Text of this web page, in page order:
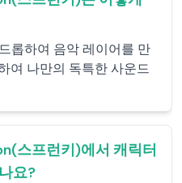
롭하여 음악 레이어를 만
여 나만의 독특한 사운드
스프런키)에서 캐릭터
요?